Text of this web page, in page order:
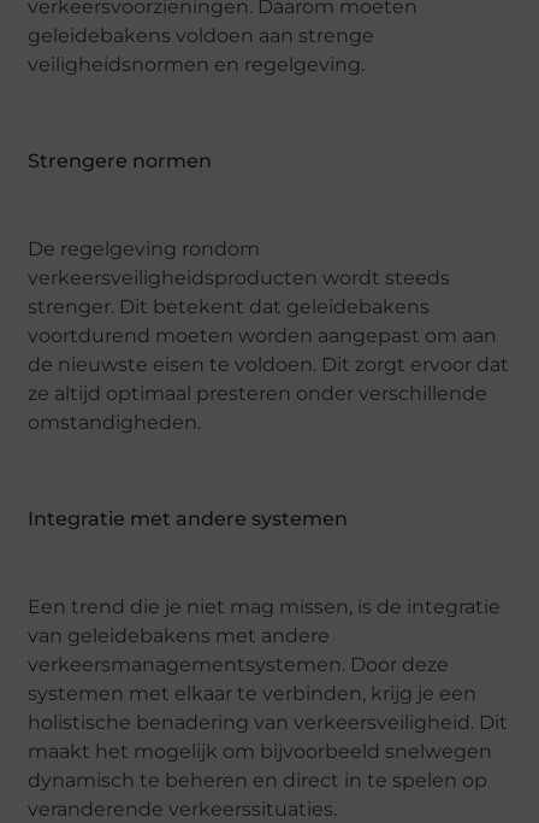
verkeersvoorzieningen. Daarom moeten
geleidebakens voldoen aan strenge
veiligheidsnormen en regelgeving.
Strengere normen
De regelgeving rondom
verkeersveiligheidsproducten wordt steeds
strenger. Dit betekent dat geleidebakens
voortdurend moeten worden aangepast om aan
de nieuwste eisen te voldoen. Dit zorgt ervoor dat
ze altijd optimaal presteren onder verschillende
omstandigheden.
Integratie met andere systemen
Een trend die je niet mag missen, is de integratie
van geleidebakens met andere
verkeersmanagementsystemen. Door deze
systemen met elkaar te verbinden, krijg je een
holistische benadering van verkeersveiligheid. Dit
maakt het mogelijk om bijvoorbeeld snelwegen
dynamisch te beheren en direct in te spelen op
veranderende verkeerssituaties.